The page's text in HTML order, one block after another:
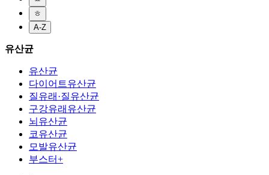
ㅎ
A-Z
유산균
유산균
다이어트유산균
질유래·질유산균
구강유래유산균
뇌유산균
코유산균
모발유산균
부스터+